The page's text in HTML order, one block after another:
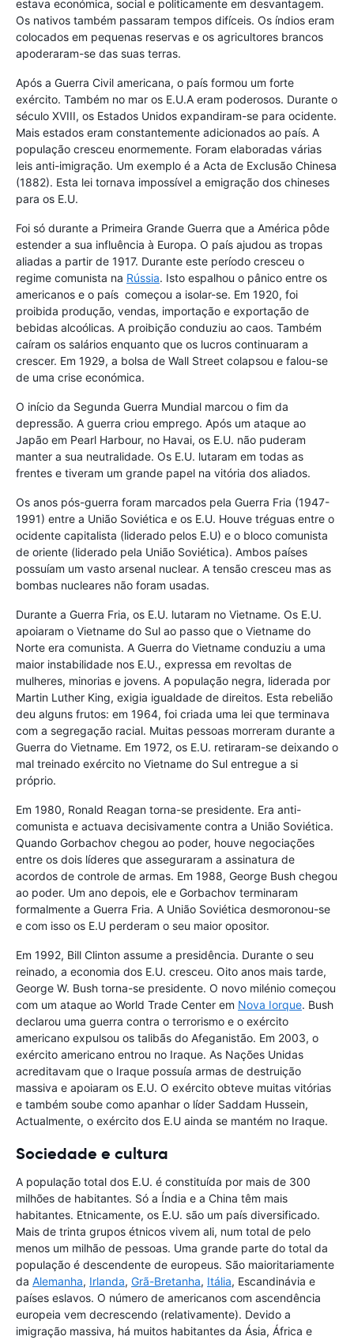
estava económica, social e politicamente em desvantagem.
Os nativos também passaram tempos difíceis. Os índios eram
colocados em pequenas reservas e os agricultores brancos
apoderaram-se das suas terras.
Após a Guerra Civil americana, o país formou um forte
exército. Também no mar os E.U.A eram poderosos. Durante o
século XVIII, os Estados Unidos expandiram-se para ocidente.
Mais estados eram constantemente adicionados ao país. A
população cresceu enormemente. Foram elaboradas várias
leis anti-imigração. Um exemplo é a Acta de Exclusão Chinesa
(1882). Esta lei tornava impossível a emigração dos chineses
para os E.U.
Foi só durante a Primeira Grande Guerra que a América pôde
estender a sua influência à Europa. O país ajudou as tropas
aliadas a partir de 1917. Durante este período cresceu o
regime comunista na Rússia. Isto espalhou o pânico entre os
americanos e o país começou a isolar-se. Em 1920, foi
proibida produção, vendas, importação e exportação de
bebidas alcoólicas. A proibição conduziu ao caos. Também
caíram os salários enquanto que os lucros continuaram a
crescer. Em 1929, a bolsa de Wall Street colapsou e falou-se
de uma crise económica.
O início da Segunda Guerra Mundial marcou o fim da
depressão. A guerra criou emprego. Após um ataque ao
Japão em Pearl Harbour, no Havai, os E.U. não puderam
manter a sua neutralidade. Os E.U. lutaram em todas as
frentes e tiveram um grande papel na vitória dos aliados.
Os anos pós-guerra foram marcados pela Guerra Fria (1947-
1991) entre a União Soviética e os E.U. Houve tréguas entre o
ocidente capitalista (liderado pelos E.U) e o bloco comunista
de oriente (liderado pela União Soviética). Ambos países
possuíam um vasto arsenal nuclear. A tensão cresceu mas as
bombas nucleares não foram usadas.
Durante a Guerra Fria, os E.U. lutaram no Vietname. Os E.U.
apoiaram o Vietname do Sul ao passo que o Vietname do
Norte era comunista. A Guerra do Vietname conduziu a uma
maior instabilidade nos E.U., expressa em revoltas de
mulheres, minorias e jovens. A população negra, liderada por
Martin Luther King, exigia igualdade de direitos. Esta rebelião
deu alguns frutos: em 1964, foi criada uma lei que terminava
com a segregação racial. Muitas pessoas morreram durante a
Guerra do Vietname. Em 1972, os E.U. retiraram-se deixando o
mal treinado exército no Vietname do Sul entregue a si
próprio.
Em 1980, Ronald Reagan torna-se presidente. Era anti-
comunista e actuava decisivamente contra a União Soviética.
Quando Gorbachov chegou ao poder, houve negociações
entre os dois líderes que asseguraram a assinatura de
acordos de controle de armas. Em 1988, George Bush chegou
ao poder. Um ano depois, ele e Gorbachov terminaram
formalmente a Guerra Fria. A União Soviética desmoronou-se
e com isso os E.U perderam o seu maior opositor.
Em 1992, Bill Clinton assume a presidência. Durante o seu
reinado, a economia dos E.U. cresceu. Oito anos mais tarde,
George W. Bush torna-se presidente. O novo milénio começou
com um ataque ao World Trade Center em Nova Iorque. Bush
declarou uma guerra contra o terrorismo e o exército
americano expulsou os talibãs do Afeganistão. Em 2003, o
exército americano entrou no Iraque. As Nações Unidas
acreditavam que o Iraque possuía armas de destruição
massiva e apoiaram os E.U. O exército obteve muitas vitórias
e também soube como apanhar o líder Saddam Hussein,
Actualmente, o exército dos E.U ainda se mantém no Iraque.
Sociedade e cultura
A população total dos E.U. é constituída por mais de 300
milhões de habitantes. Só a Índia e a China têm mais
habitantes. Etnicamente, os E.U. são um país diversificado.
Mais de trinta grupos étnicos vivem ali, num total de pelo
menos um milhão de pessoas. Uma grande parte do total da
população é descendente de europeus. São maioritariamente
da Alemanha, Irlanda, Grã-Bretanha, Itália, Escandinávia e
países eslavos. O número de americanos com ascendência
europeia vem decrescendo (relativamente). Devido a
imigração massiva, há muitos habitantes da Ásia, África e